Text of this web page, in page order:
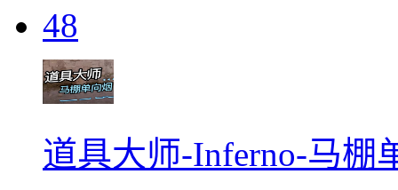
48
道具大师-Inferno-马棚